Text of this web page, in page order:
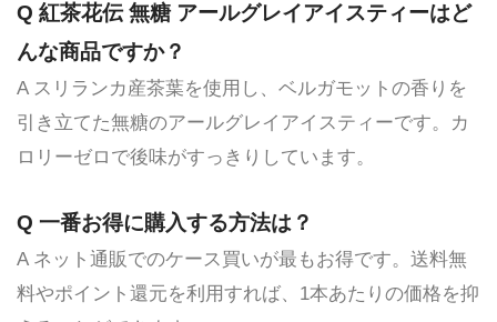
Q 紅茶花伝 無糖 アールグレイアイスティーはど
んな商品ですか？
A スリランカ産茶葉を使用し、ベルガモットの香りを
引き立てた無糖のアールグレイアイスティーです。カ
ロリーゼロで後味がすっきりしています。
Q 一番お得に購入する方法は？
A ネット通販でのケース買いが最もお得です。送料無
料やポイント還元を利用すれば、1本あたりの価格を抑